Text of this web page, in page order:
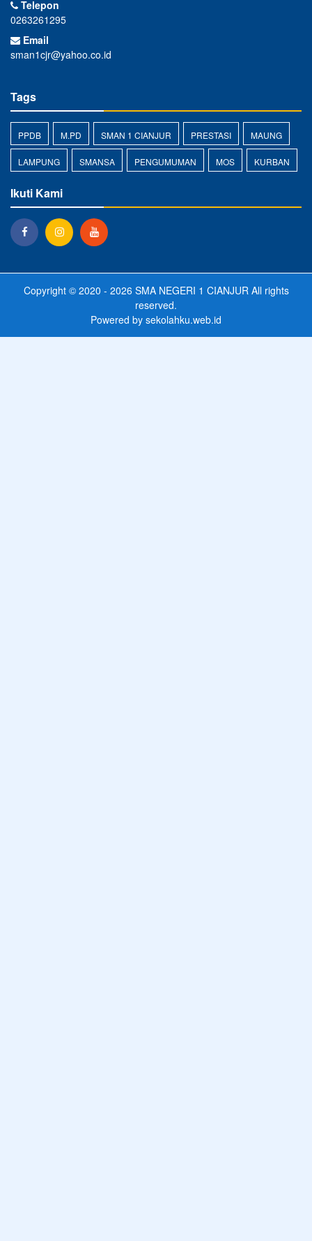
Telepon
0263261295
Email
sman1cjr@yahoo.co.id
Tags
PPDB M.PD SMAN 1 CIANJUR PRESTASI MAUNG
LAMPUNG SMANSA PENGUMUMAN MOS KURBAN
Ikuti Kami
Copyright © 2020 - 2026 SMA NEGERI 1 CIANJURAll rights
reserved.
Powered by sekolahku.web.id